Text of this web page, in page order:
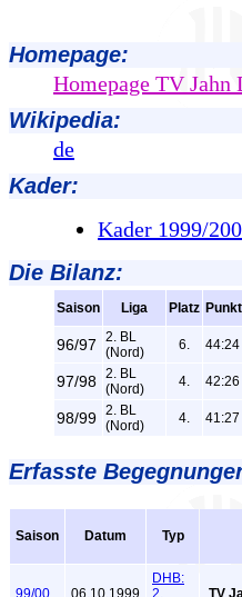
Homepage:
Homepage TV Jahn
Wikipedia:
de
Kader:
Kader 1999/
Die Bilanz:
Saison Liga Platz
96/97
2. BL
(Nord)
6. 44:24
97/98 2. BL
(Nord)
4. 42:26
98/99 2. BL
(Nord)
4. 41:27
Erfasste
Saison Datum Typ
DHB: